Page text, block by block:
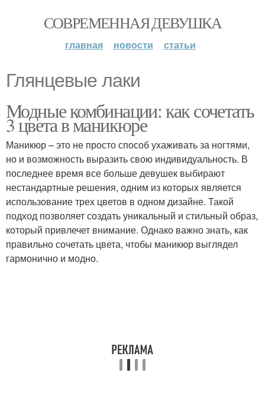
СОВРЕМЕННАЯ ДЕВУШКА
главная новости статьи
Глянцевые лаки
Модные комбинации: как сочетать
3 цвета в маникюре
Маникюр – это не просто способ ухаживать за ногтями,
но и возможность выразить свою индивидуальность. В
последнее время все больше девушек выбирают
нестандартные решения, одним из которых является
использование трех цветов в одном дизайне. Такой
подход позволяет создать уникальный и стильный образ,
который привлечет внимание. Однако важно знать, как
правильно сочетать цвета, чтобы маникюр выглядел
гармонично и модно.